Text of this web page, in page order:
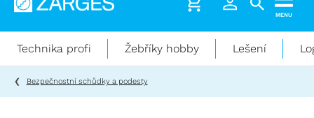
Technika
práci
výškách
MENU
Technika profi Žebříky hobby Lešení
Bezpečnostní schůdky a podesty